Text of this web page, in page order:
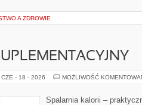
A ZDROWIE
CZE - 18 - 2026 MOŻLIWOŚĆ
Spalarnia kalorii –